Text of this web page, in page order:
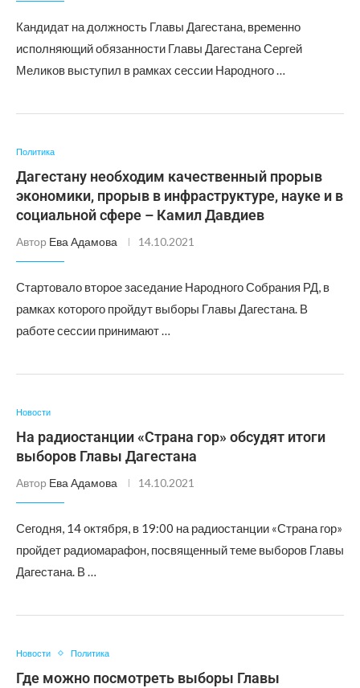
Кандидат на должность Главы Дагестана, временно
исполняющий обязанности Главы Дагестана Сергей
Меликов выступил в рамках сессии Народного …
Политика
Дагестану необходим качественный прорыв
экономики, прорыв в инфраструктуре, науке и в
социальной сфере – Камил Давдиев
Автор Ева Адамова 14.10.2021
Стартовало второе заседание Народного Собрания РД, в
рамках которого пройдут выборы Главы Дагестана. В
работе сессии принимают …
Новости
На радиостанции «Страна гор» обсудят итоги
выборов Главы Дагестана
Автор Ева Адамова 14.10.2021
Сегодня, 14 октября, в 19:00 на радиостанции «Страна гор»
пройдет радиомарафон, посвященный теме выборов Главы
Дагестана. В …
Новости Политика
Где можно посмотреть выборы Главы